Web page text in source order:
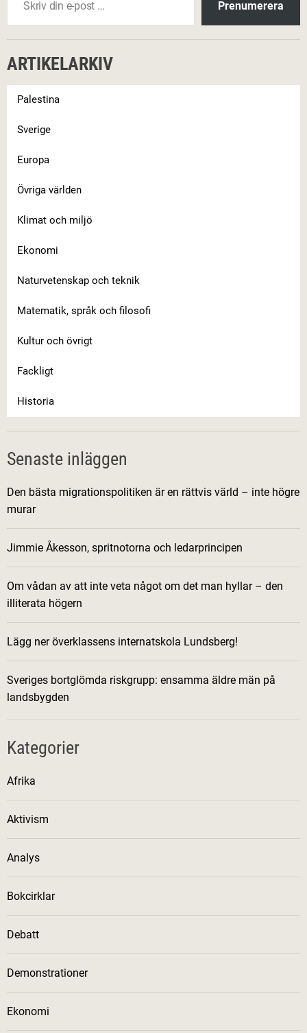
Prenumerera
ARTIKELARKIV
Palestina
Sverige
Europa
Övriga världen
Klimat och miljö
Ekonomi
Naturvetenskap och teknik
Matematik, språk och filosofi
Kultur och övrigt
Fackligt
Historia
Senaste inläggen
Den bästa migrationspolitiken är en rättvis värld – inte högre
murar
Jimmie Åkesson, spritnotorna och ledarprincipen
Om vådan av att inte veta något om det man hyllar – den
illiterata högern
Lägg ner överklassens internatskola Lundsberg!
Sveriges bortglömda riskgrupp: ensamma äldre män på
landsbygden
Kategorier
Afrika
Aktivism
Analys
Bokcirklar
Debatt
Demonstrationer
Ekonomi